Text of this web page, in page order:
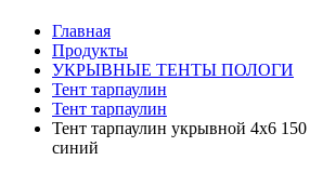
Главная
Продукты
УКРЫВНЫЕ ТЕНТЫ ПОЛОГИ
Тент тарпаулин
Тент тарпаулин
Тент тарпаулин укрывной 4х6
синий